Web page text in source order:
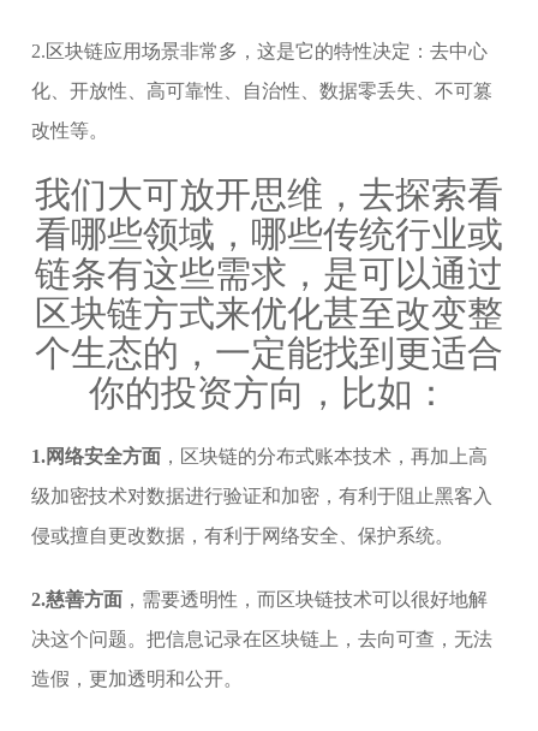
2.区块链应用场景非常多，这是它的特性决定：去中心
化、开放性、高可靠性、自治性、数据零丢失、不可篡
改性等。
我们大可放开思维，去探索看
看哪些领域，哪些传统行业或
链条有这些需求，是可以通过
区块链方式来优化甚至改变整
个生态的，一定能找到更适合
你的投资方向，比如：
1.网络安全方面 ，区块链的分布式账本技术，再加上高
级加密技术对数据进行验证和加密，有利于阻止黑客入
侵或擅自更改数据，有利于网络安全、保护系统。
2.慈善方面 ，需要透明性，而区块链技术可以很好地解
决这个问题。把信息记录在区块链上，去向可查，无法
造假，更加透明和公开。